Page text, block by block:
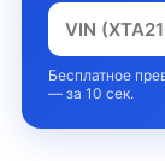
Бесплатное
— за 10 сек.